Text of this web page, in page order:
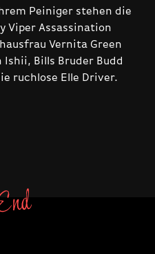
Peiniger stehen die
Viper Assassination
Vernita Green
Ishii, Bills Bruder Budd
ruchlose Elle Driver.